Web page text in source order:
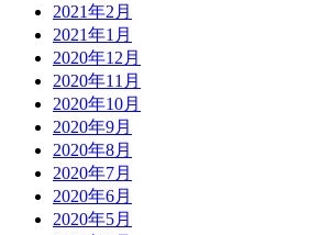
2021年2月
2021年1月
2020年12月
2020年11月
2020年10月
2020年9月
2020年8月
2020年7月
2020年6月
2020年5月